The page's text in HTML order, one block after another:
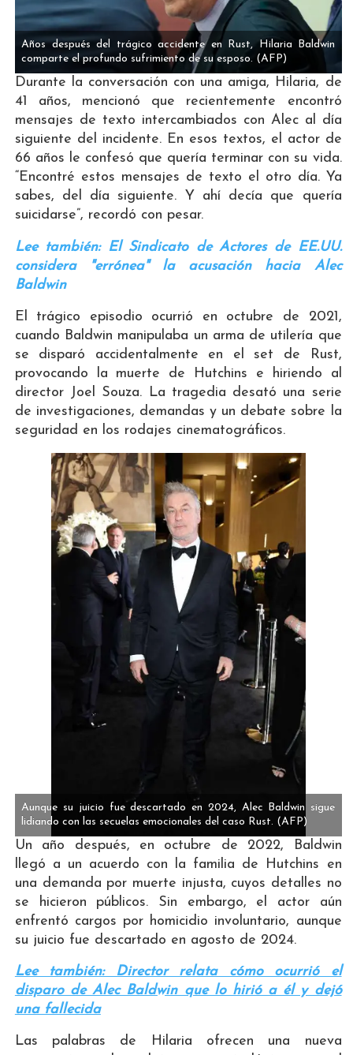
Años después del trágico accidente en Rust, Hilaria Baldwin
comparte el profundo sufrimiento de su esposo. (AFP)
Durante la conversación con una amiga, Hilaria, de
41 años, mencionó que recientemente encontró
mensajes de texto intercambiados con Alec al día
siguiente del incidente. En esos textos, el actor de
66 años le confesó que quería terminar con su vida.
“Encontré estos mensajes de texto el otro día. Ya
sabes, del día siguiente. Y ahí decía que quería
suicidarse”, recordó con pesar.
Lee también: El Sindicato de Actores de EE.UU.
considera "errónea" la acusación hacia Alec
Baldwin
El trágico episodio ocurrió en octubre de 2021,
cuando Baldwin manipulaba un arma de utilería que
se disparó accidentalmente en el set de Rust,
provocando la muerte de Hutchins e hiriendo al
director Joel Souza. La tragedia desató una serie
de investigaciones, demandas y un debate sobre la
seguridad en los rodajes cinematográficos.
Aunque su juicio fue descartado en 2024, Alec Baldwin sigue
lidiando con las secuelas emocionales del caso Rust. (AFP)
Un año después, en octubre de 2022, Baldwin
llegó a un acuerdo con la familia de Hutchins en
una demanda por muerte injusta, cuyos detalles no
se hicieron públicos. Sin embargo, el actor aún
enfrentó cargos por homicidio involuntario, aunque
su juicio fue descartado en agosto de 2024.
Lee también: Director relata cómo ocurrió el
disparo de Alec Baldwin que lo hirió a él y dejó
una fallecida
Las palabras de Hilaria ofrecen una nueva